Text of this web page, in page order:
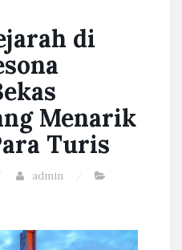
di
Menarik
Turis
admin